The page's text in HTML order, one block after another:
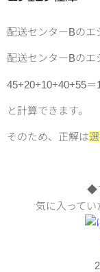
配送センターBのエ
配送センターBのエ
45+20+10+40+55＝
と計算できます。
そのため、正解は
◆
気に入ってい